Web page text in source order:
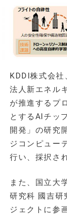
KDDI株式会
法人新エネル
が推進するプ
とするAIチッ
開発」の研究
ジコンピュー
行い、採択さ
また、国立大
研究科 國吉研
ジェクトに参